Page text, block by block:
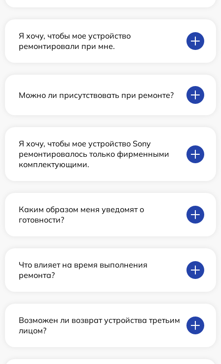
Я хочу, чтобы мое устройство
ремонтировали при мне.
Можно ли присутствовать при ремонте?
Я хочу, чтобы мое устройство Sony
ремонтировалось только фирменными
комплектующими.
Каким образом меня уведомят о
готовности?
Что влияет на время выполнения
ремонта?
Возможен ли возврат устройства третьим
лицом?